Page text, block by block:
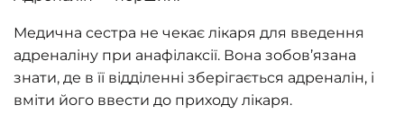
Медична сестра не чекає лікаря для введення
адреналіну при анафілаксії. Вона зобов’язана
знати, де в її відділенні зберігається адреналін, і
вміти його ввести до приходу лікаря.